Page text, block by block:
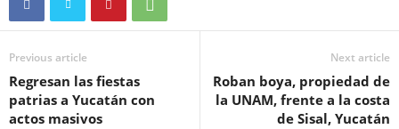
Previous article
Regresan las fiestas
patrias a Yucatán con
actos masivos
Next article
Roban boya, propiedad de
la UNAM, frente a la costa
de Sisal, Yucatán